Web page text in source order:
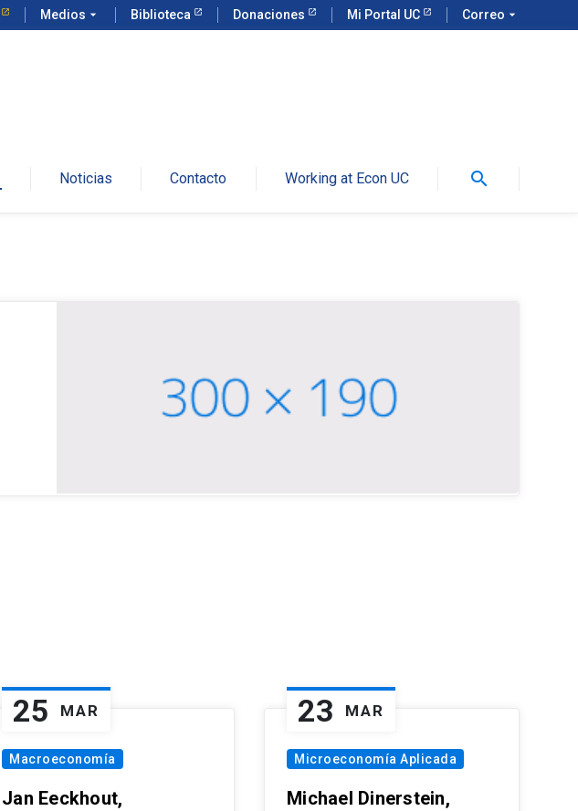
Medios arrow_drop_down Biblioteca Donaciones Mi Portal UC Correo arrow_drop_down
Noticias Contacto Working at Econ UC search
25 MAR
Macroeconomía
Jan Eeckhout,
23 MAR
Microeconomía Aplicada
Michael Dinerstein,